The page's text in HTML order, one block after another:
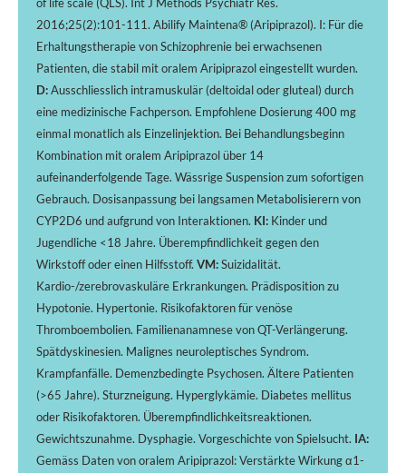
2016;25(2):101-111. Abilify Maintena® (Aripiprazol). I: Für die
Erhaltungstherapie von Schizophrenie bei erwachsenen
Patienten, die stabil mit oralem Aripiprazol eingestellt wurden.
D:Ausschliesslich intramuskulär (deltoidal oder gluteal) durch
eine medizinische Fachperson. Empfohlene Dosierung 400 mg
einmal monatlich als Einzelinjektion. Bei Behandlungsbeginn
Kombination mit oralem Aripiprazol über 14
aufeinanderfolgende Tage. Wässrige Suspension zum sofortigen
Gebrauch. Dosisanpassung bei langsamen Metabolisierern von
CYP2D6 und aufgrund von Interaktionen. KI: Kinder und
Jugendliche <18 Jahre. Überempfindlichkeit gegen den
Wirkstoff oder einen Hilfsstoff. VM:Suizidalität.
Kardio-/zerebrovaskuläre Erkrankungen. Prädisposition zu
Hypotonie. Hypertonie. Risikofaktoren für venöse
Thromboembolien. Familienanamnese von QT-Verlängerung.
Spätdyskinesien. Malignes neuroleptisches Syndrom.
Krampfanfälle. Demenzbedingte Psychosen. Ältere Patienten
(>65 Jahre). Sturzneigung. Hyperglykämie. Diabetes mellitus
oder Risikofaktoren. Überempfindlichkeitsreaktionen.
Gewichtszunahme. Dysphagie. Vorgeschichte von Spielsucht. IA:
Gemäss Daten von oralem Aripiprazol: Verstärkte Wirkung α1-